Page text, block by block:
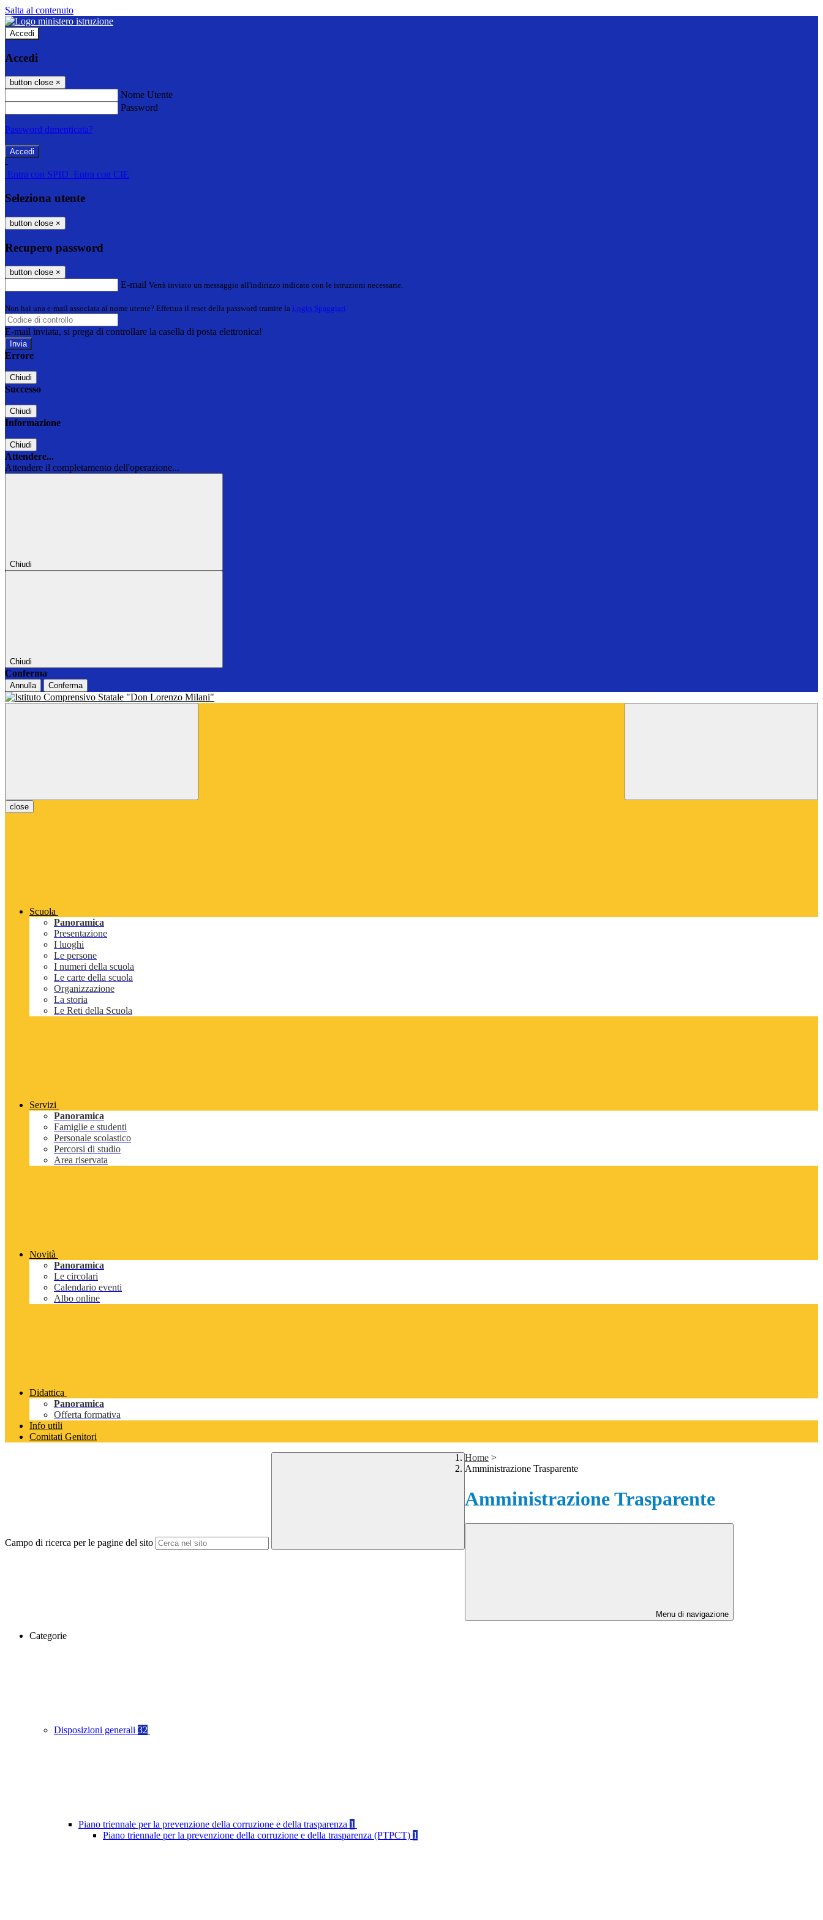
Salta al contenuto
Accedi
Accedi
button close ×
Nome Utente
Password
Password dimenticata?
-
Entra con SPID Entra con CIE
Seleziona utente
button close ×
Recupero password
button close ×
E-mail Verrà inviato un messaggio all'indirizzo indicato con le istruzioni necessarie.
Non hai una e-mail associata al nome utente? Effettua il reset della password tramite la Login Spaggiari
E-mail inviata, si prega di controllare la casella di posta elettronica!
Errore
Chiudi
Successo
Chiudi
Informazione
Chiudi
Attendere...
Attendere il completamento dell'operazione...
Chiudi
Chiudi
Conferma
Annulla Conferma
close
Scuola
Panoramica
Presentazione
I luoghi
Le persone
I numeri della scuola
Le carte della scuola
Organizzazione
La storia
Le Reti della Scuola
Servizi
Panoramica
Famiglie e studenti
Personale scolastico
Percorsi di studio
Area riservata
Novità
Panoramica
Le circolari
Calendario eventi
Albo online
Didattica
Panoramica
Offerta formativa
Info utili
Comitati Genitori
Campo di ricerca per le pagine del sito
Home >
Amministrazione Trasparente
Amministrazione Trasparente
Menu di navigazione
Categorie
Disposizioni generali 32
Piano triennale per la prevenzione della corruzione e della trasparenza 1
Piano triennale per la prevenzione della corruzione e della trasparenza (PTPCT) 1